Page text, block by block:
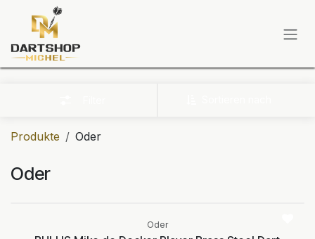
Zum Inhalt springen
Produkte Oder
Oder
Oder